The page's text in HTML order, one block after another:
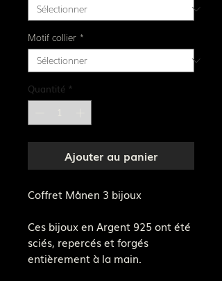
Motif collier *
Quantité *
Ajouter au panier
Coffret Månen 3 bijoux
Ces bijoux en Argent 925 ont été
sciés, repercés et forgés
entièrement à la main.